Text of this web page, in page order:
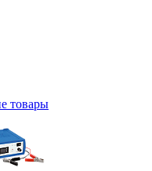
товары